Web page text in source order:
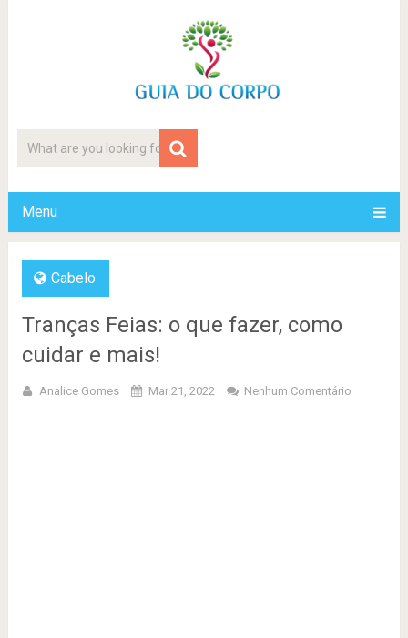
Menu
Cabelo
Tranças Feias: o que fazer, como
cuidar e mais!
Analice Gomes Mar 21, 2022 Nenhum Comentário